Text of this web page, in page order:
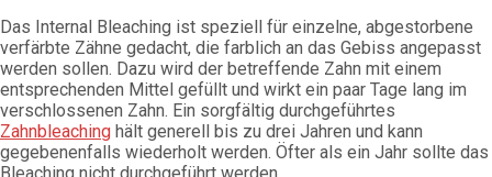
Das Internal Bleaching ist speziell für einzelne, abgestorbene
verfärbte Zähne gedacht, die farblich an das Gebiss angepasst
werden sollen. Dazu wird der betreffende Zahn mit einem
entsprechenden Mittel gefüllt und wirkt ein paar Tage lang im
verschlossenen Zahn. Ein sorgfältig durchgeführtes
Zahnbleaching hält generell bis zu drei Jahren und kann
gegebenenfalls wiederholt werden. Öfter als ein Jahr sollte das